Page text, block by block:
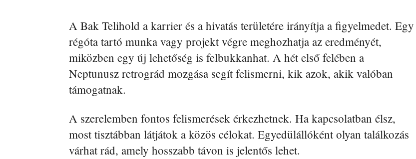
A Bak Telihold a karrier és a hivatás területére irányítja a figyelmedet. Egy
régóta tartó munka vagy projekt végre meghozhatja az eredményét,
miközben egy új lehetőség is felbukkanhat. A hét első felében a
Neptunusz retrográd mozgása segít felismerni, kik azok, akik valóban
támogatnak.
A szerelemben fontos felismerések érkezhetnek. Ha kapcsolatban élsz,
most tisztábban látjátok a közös célokat. Egyedülállóként olyan találkozás
várhat rád, amely hosszabb távon is jelentős lehet.